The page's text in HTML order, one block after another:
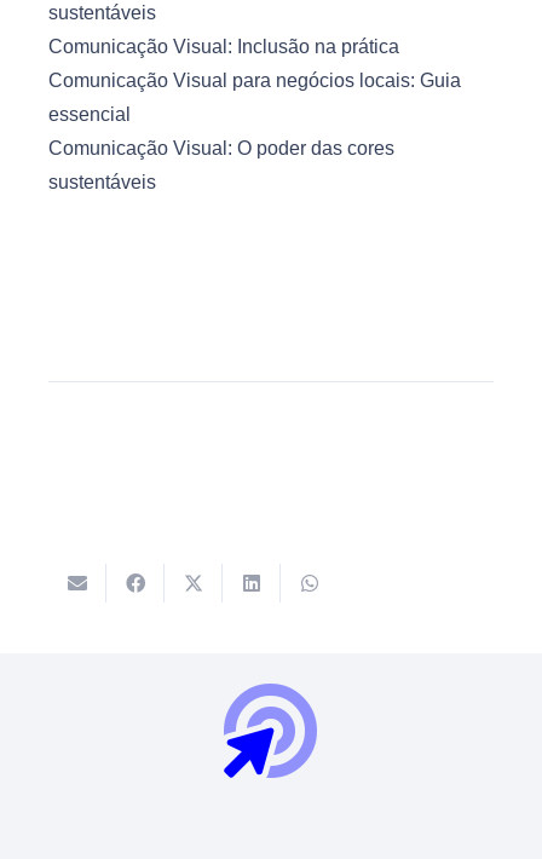
sustentáveis
Comunicação Visual: Inclusão na prática
Comunicação Visual para negócios locais: Guia
essencial
Comunicação Visual: O poder das cores
sustentáveis